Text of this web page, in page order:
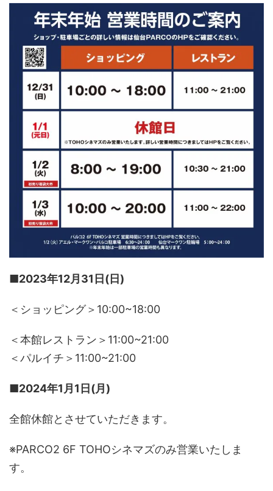
■2023年12月31日(日)
＜ショッピング＞10:00~18:00
＜本館レストラン＞11:00~21:00
＜パルイチ＞11:00~21:00
■2024年1月1日(月)
全館休館とさせていただきます。
※PARCO2 6F TOHOシネマズのみ営業いたしま
す。